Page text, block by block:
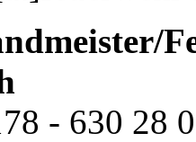
- 630 28